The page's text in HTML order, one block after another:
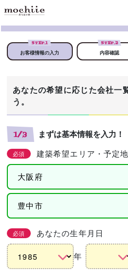
STEP.1
お客様情報の入力
STEP.2
内容確認
あなたの希望に応じた会社一
う。
1/3 まずは基本情報を入力！
必須 建築希望エリア・予定地
必須 あなたの生年月日
年